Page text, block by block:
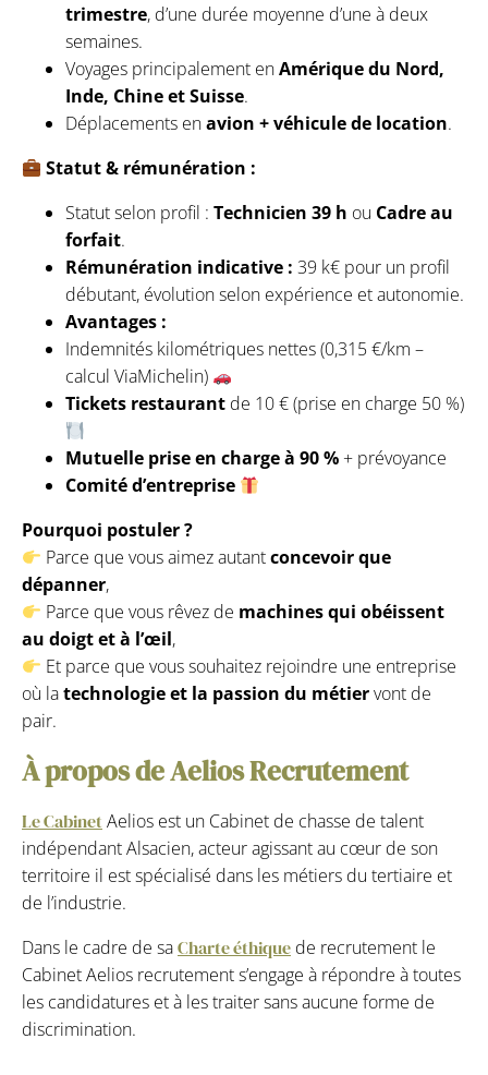
trimestre, d’une durée moyenne d’une à deux
semaines.
Voyages principalement enAmérique du Nord,
Inde, Chine et Suisse.
Déplacements enavion + véhicule de location.
Statut & rémunération :
Statut selon profil : Technicien 39 h ou Cadre au
forfait.
Rémunération indicative : 39 k€ pour un profil
débutant, évolution selon expérience et autonomie.
Avantages :
Indemnités kilométriques nettes (0,315 €/km –
calcul ViaMichelin)
Tickets restaurant de 10 € (prise en charge 50 %)
Mutuelle prise en charge à 90 %+ prévoyance
Comité d’entreprise
Pourquoi postuler ?
Parce que vous aimez autantconcevoir que
dépanner,
Parce que vous rêvez de machines qui obéissent
au doigt et à l’œil,
Et parce que vous souhaitez rejoindre une entreprise
où latechnologie et la passion du métiervont de
pair.
À propos de Aelios Recrutement
Le Cabinet Aelios est un Cabinet de chasse de talent
indépendant Alsacien, acteur agissant au cœur de son
territoire il est spécialisé dans les métiers du tertiaire et
de l’industrie.
Dans le cadre de saCharte éthique de recrutement le
Cabinet Aelios recrutement s’engage à répondre à toutes
les candidatures et à les traiter sans aucune forme de
discrimination.